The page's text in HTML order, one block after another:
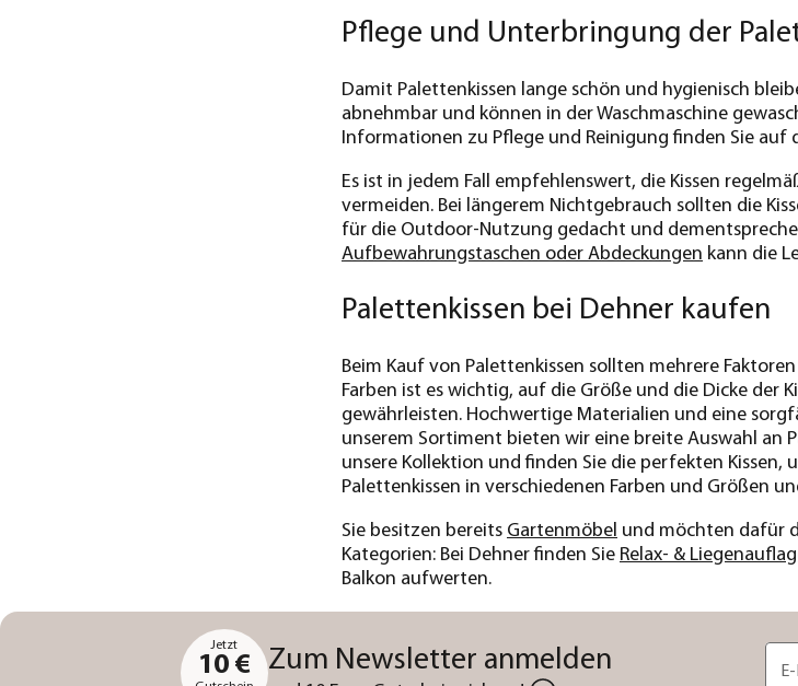
Pflege und Unterbringung der
Damit Palettenkissen lange schön und hygienisch
abnehmbar und können in der Waschmaschine
Informationen zu Pflege und Reinigung finden Sie
Es ist in jedem Fall empfehlenswert, die Kissen
vermeiden. Bei längerem Nichtgebrauch sollten die
für die Outdoor-Nutzung gedacht und
Aufbewahrungstaschen oder Abdeckungen kann die
Palettenkissen bei Dehner kaufen
Beim Kauf von Palettenkissen sollten mehrere
Farben ist es wichtig, auf die Größe und die Dicke
gewährleisten. Hochwertige Materialien und eine
unserem Sortiment bieten wir eine breite Auswahl an
unsere Kollektion und finden Sie die perfekten
Palettenkissen in verschiedenen Farben und Größen
Sie besitzen bereits Gartenmöbel und möchten dafür
Kategorien: Bei Dehner finden Sie Relax- &
Balkon aufwerten.
Jetzt
10 € Zum Newsletter anmelden